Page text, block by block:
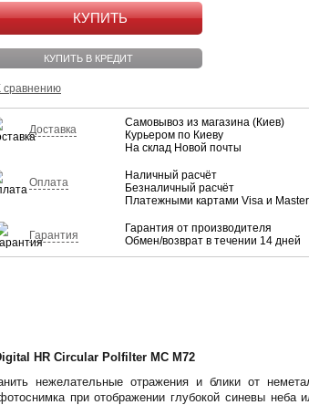
КУПИТЬ
КУПИТЬ В КРЕДИТ
сравнению
Доставка
Самовывоз из магазина (Киев)
Курьером по Киеву
На склад Новой почты
Оплата
Наличный расчёт
Безналичный расчёт
Платежными картами Visa и
Гарантия
Гарантия от производителя
Обмен/возврат в течении 14 дней
HR Circular Polfilter MC M72
нежелательные отражения и блики от
при отображении глубокой синевы неба